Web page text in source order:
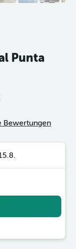
Punta
Bewertungen